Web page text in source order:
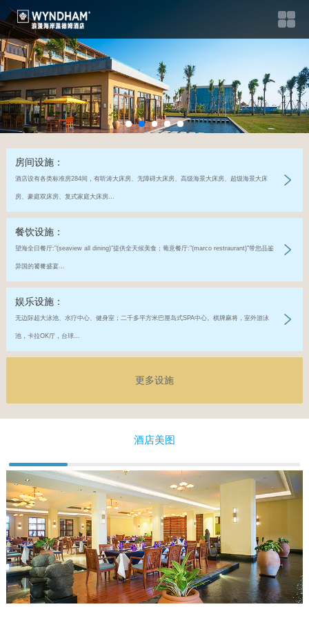
房间设施：
酒店设有各类标准房284间，有听涛大床房、无障碍大床房、高级海景大床房、超级海景大床
房、豪庭双床房、复式家庭大床房...
餐饮设施：
望海全日餐厅:"(seaview all dining)"提供全天候美食；葡意餐厅:"(marco restraurant)"带您品鉴
异国的饕餮盛宴...
娱乐设施：
无边际超大泳池、水疗中心、健身室；二千多平方米巴厘岛式SPA中心。棋牌麻将，室外游泳
池，卡拉OK厅，台球...
更多设施
酒店美图